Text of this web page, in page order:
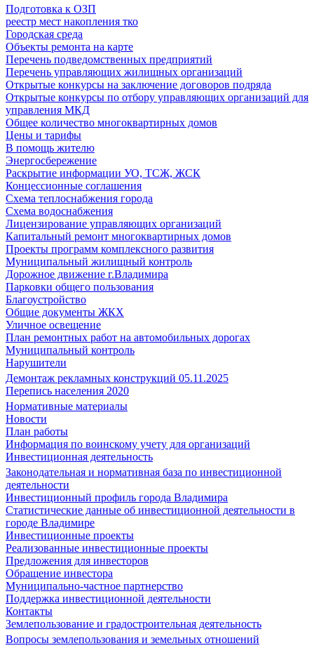
Подготовка к ОЗП
реестр мест накопления тко
Городская среда
Объекты ремонта на карте
Перечень подведомственных предприятий
Перечень управляющих жилищных организаций
Открытые конкурсы на заключение договоров подряда
Открытые конкурсы по отбору управляющих организаций для
управления МКД
Общее количество многоквартирных домов
Цены и тарифы
В помощь жителю
Энергосбережение
Раскрытие информации УО, ТСЖ, ЖСК
Концессионные соглашения
Схема теплоснабжения города
Схема водоснабжения
Лицензирование управляющих организаций
Капитальный ремонт многоквартирных домов
Проекты программ комплексного развития
Муниципальный жилищный контроль
Дорожное движение г.Владимира
Парковки общего пользования
Благоустройство
Общие документы ЖКХ
Уличное освещение
План ремонтных работ на автомобильных дорогах
Муниципальный контроль
Нарушители
Демонтаж рекламных конструкций 05.11.2025
Перепись населения 2020
Нормативные материалы
Новости
План работы
Информация по воинскому учету для организаций
Инвестиционная деятельность
Законодательная и нормативная база по инвестиционной
деятельности
Инвестиционный профиль города Владимира
Статистические данные об инвестиционной деятельности в
городе Владимире
Инвестиционные проекты
Реализованные инвестиционные проекты
Предложения для инвесторов
Обращение инвестора
Муниципально-частное партнерство
Поддержка инвестиционной деятельности
Контакты
Землепользование и градостроительная деятельность
Вопросы землепользования и земельных отношений